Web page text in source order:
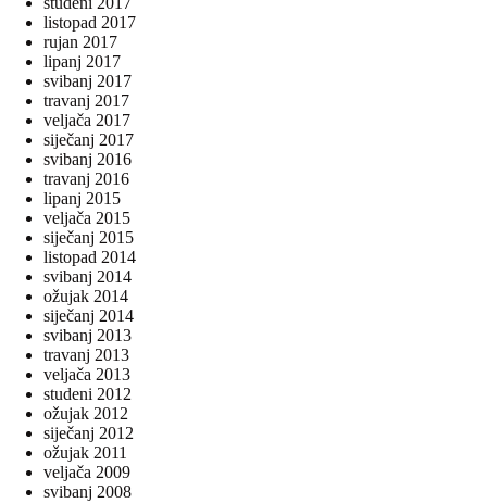
listopad 2017
rujan 2017
lipanj 2017
svibanj 2017
travanj 2017
veljača 2017
siječanj 2017
svibanj 2016
travanj 2016
lipanj 2015
veljača 2015
siječanj 2015
listopad 2014
svibanj 2014
ožujak 2014
siječanj 2014
svibanj 2013
travanj 2013
veljača 2013
studeni 2012
ožujak 2012
siječanj 2012
ožujak 2011
veljača 2009
svibanj 2008